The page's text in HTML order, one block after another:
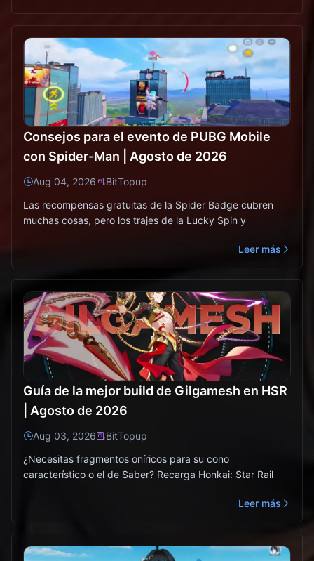
Consejos para el evento de PUBG Mobile
con Spider-Man | Agosto de 2026
Aug 04, 2026
BitTopup
Las recompensas gratuitas de la Spider Badge cubren
muchas cosas, pero los trajes de la Lucky Spin y
Leer más
Guía de la mejor build de Gilgamesh en HSR
| Agosto de 2026
Aug 03, 2026
BitTopup
¿Necesitas fragmentos oníricos para su cono
característico o el de Saber? Recarga Honkai: Star Rail
Leer más